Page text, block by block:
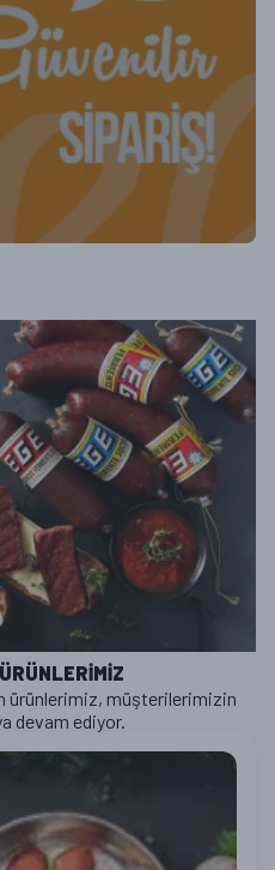
ürünlerimiz, müşterilerimizin
devam ediyor.